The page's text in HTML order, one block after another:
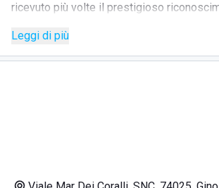
ricevuto più volte il prestigioso
ideali per famiglie. La spiaggia,
fine, è circondata da vastepinete,
Leggi di più